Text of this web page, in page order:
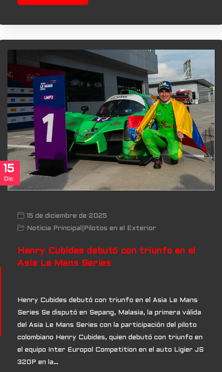
15
Dic
15 de diciembre de 2025
Noticia Principal
Pilotos en el Exterior
Henry Cubides debutó con triunfo en el
Asia Le Mans Series
Henry Cubides debutó con triunfo en el Asia Le Mans
Series Se disputó en Sepang, Malasia, la primera válida
del Asia Le Mans Series con la participación del piloto
colombiano Henry Cubides, quien debutó con triunfo en
el equipo Inter Europol Competition en el auto Ligier JS
320P en la…